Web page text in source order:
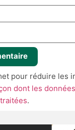
pour réduire les
dont les
.